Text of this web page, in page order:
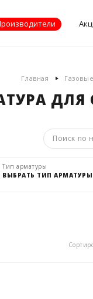
Главная
ДЛЯ
Тип арматуры
ВЫБРАТЬ ТИП АРМАТУРЫ
регулирующая